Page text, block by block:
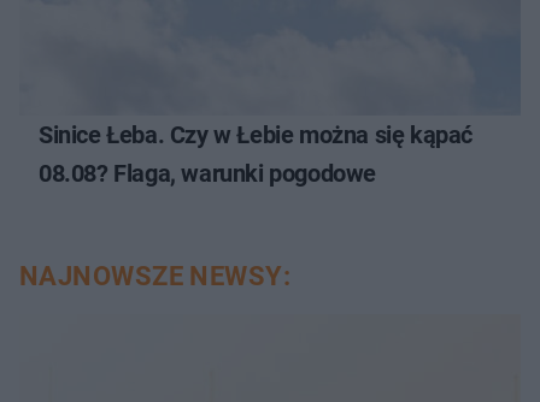
Sinice Łeba. Czy w Łebie można się kąpać
08.08? Flaga, warunki pogodowe
NAJNOWSZE NEWSY: